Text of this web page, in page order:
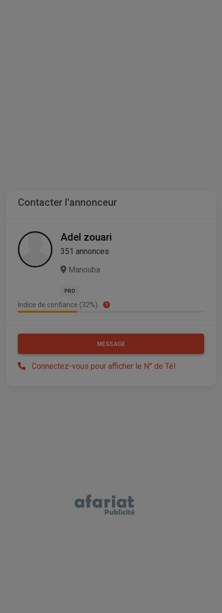
Contacter l'annonceur
Adel zouari
351 annonces
Manouba
PRO
Indice de confiance (32%)
MESSAGE
Connectez-vous pour afficher le N° de Tél.